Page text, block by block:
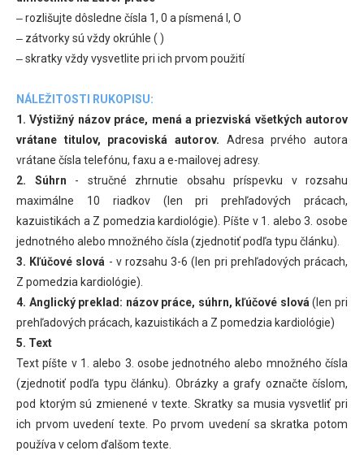
‒ rozlišujte dôsledne čísla 1, 0 a písmená l, O
‒ zátvorky sú vždy okrúhle ( )
‒ skratky vždy vysvetlite pri ich prvom použití
NÁLEŽITOSTI RUKOPISU:
1. Výstižný názov práce, mená a priezviská všetkých autorov
vrátane titulov, pracoviská autorov. Adresa prvého autora
vrátane čísla telefónu, faxu a e-mailovej adresy.
2. Súhrn - stručné zhrnutie obsahu príspevku v rozsahu
maximálne 10 riadkov (len pri prehľadových prácach,
kazuistikách a Z pomedzia kardiológie). Píšte v 1. alebo 3. osobe
jednotného alebo množného čísla (zjednotiť podľa typu článku).
3. Kľúčové slová - v rozsahu 3-6 (len pri prehľadových prácach,
Z pomedzia kardiológie).
4. Anglický preklad: názov práce, súhrn, kľúčové slová (len pri
prehľadových prácach, kazuistikách a Z pomedzia kardiológie)
5. Text
Text píšte v 1. alebo 3. osobe jednotného alebo množného čísla
(zjednotiť podľa typu článku). Obrázky a grafy označte číslom,
pod ktorým sú zmienené v texte. Skratky sa musia vysvetliť pri
ich prvom uvedení texte. Po prvom uvedení sa skratka potom
používa v celom ďalšom texte.